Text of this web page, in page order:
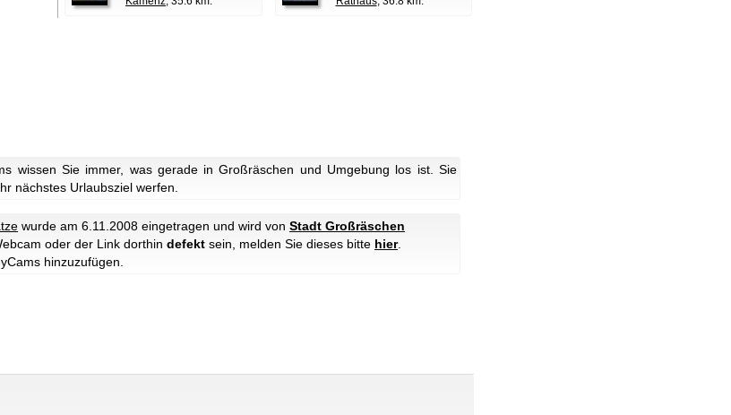
wissen Sie immer, was gerade in Großräschen und Umgebung los ist. Sie
nächstes Urlaubsziel werfen.
wurde am 6.11.2008 eingetragen und wird von Stadt Großräschen
oder der Link dorthin defekt sein, melden Sie dieses bitte hier.
hinzuzufügen.